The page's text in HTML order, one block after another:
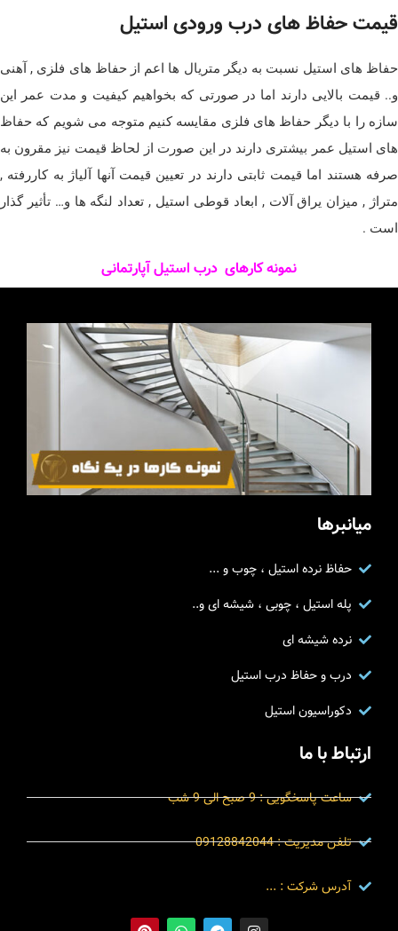
قیمت حفاظ های درب ورودی استیل
حفاظ های استیل نسبت به دیگر متریال ها اعم از حفاظ های فلزی , آهنی
و.. قیمت بالایی دارند اما در صورتی که بخواهیم کیفیت و مدت عمر این
سازه را با دیگر حفاظ های فلزی مقایسه کنیم متوجه می شویم که حفاظ
های استیل عمر بیشتری دارند در این صورت از لحاظ قیمت نیز مقرون به
صرفه هستند اما قیمت ثابتی دارند در تعیین قیمت آنها آلیاژ به کاررفته ,
متراژ , میزان یراق آلات , ابعاد قوطی استیل , تعداد لنگه ها و… تأثیر گذار
است .
نمونه کارهای درب استیل آپارتمانی
میانبرها
حفاظ نرده استیل ، چوب و ...
پله استیل ، چوبی ، شیشه ای و..
نرده شیشه ای
درب و حفاظ درب استیل
دکوراسیون استیل
ارتباط با ما
ساعت پاسخگویی : 9 صبح الی 9 شب
تلفن مدیریت : 09128842044
آدرس شرکت : ...